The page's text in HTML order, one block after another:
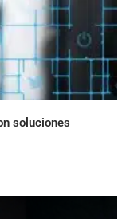
soluciones